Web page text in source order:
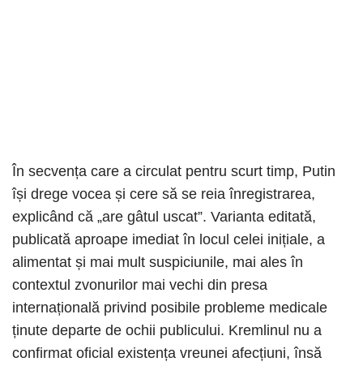
În secvența care a circulat pentru scurt timp, Putin
își drege vocea și cere să se reia înregistrarea,
explicând că „are gâtul uscat”. Varianta editată,
publicată aproape imediat în locul celei inițiale, a
alimentat și mai mult suspiciunile, mai ales în
contextul zvonurilor mai vechi din presa
internațională privind posibile probleme medicale
ținute departe de ochii publicului. Kremlinul nu a
confirmat oficial existența vreunei afecțiuni, însă